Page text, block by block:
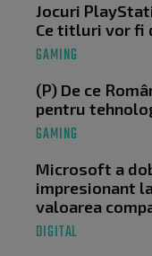
Jocuri
Ce titluri vor fi
GAMING
(P) De ce
pentru
GAMING
Microsoft a
impresionant
valoarea
DIGITAL